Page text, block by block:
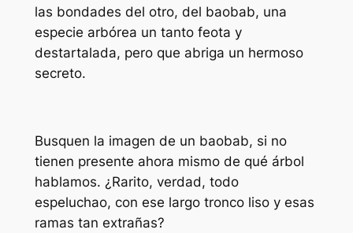
las bondades del otro, del baobab, una
especie arbórea un tanto feota y
destartalada, pero que abriga un hermoso
secreto.
Busquen la imagen de un baobab, si no
tienen presente ahora mismo de qué árbol
hablamos. ¿Rarito, verdad, todo
espeluchao, con ese largo tronco liso y esas
ramas tan extrañas?